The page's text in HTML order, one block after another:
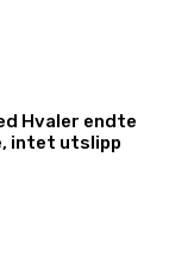
Hvaler endte
intet utslipp